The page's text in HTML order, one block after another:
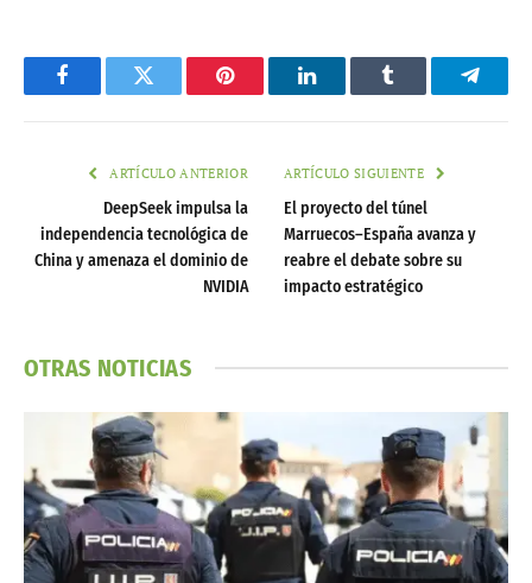
FacebookTwitter Pinterest LinkedInTumblr
ARTÍCULO ANTERIOR
DeepSeek impulsa la
independencia tecnológica de
China y amenaza el dominio de
NVIDIA
ARTÍCULO SIGUIENTE
El proyecto del túnel
Marruecos–España avanza y
reabre el debate sobre su
impacto estratégico
OTRAS NOTICIAS